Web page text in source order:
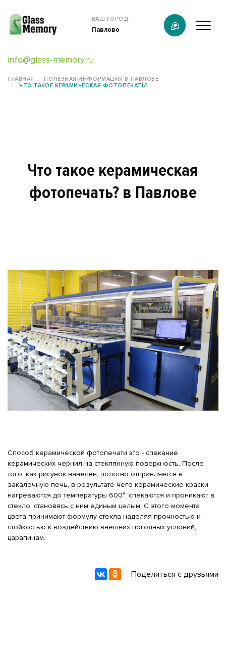
info@glass-memory.ru
ВАШ ГОРОД:
Павлово
Продукция
Наши работы
информация
ГЛАВНАЯ
ПОЛЕЗНАЯ ИНФОРМАЦИЯ В ПАВЛОВЕ
ЧТО ТАКОЕ КЕРАМИЧЕСКАЯ ФОТОПЕЧАТЬ?
Что такое керамическая
фотопечать? в Павлове
Способ керамической фотопечати это - спекание
керамических чернил на стеклянную поверхность. После
того, как рисунок нанесён, полотно отправляется в
закалочную печь, в результате чего керамические краски
нагреваются до температуры 600°, спекаются и проникают в
стекло, становясь с ним единым целым. С этого момента
цвета принимают формулу стекла наделяя прочностью и
стойкостью к воздействию внешних погодных условий,
царапинам.
Поделиться с друзьями